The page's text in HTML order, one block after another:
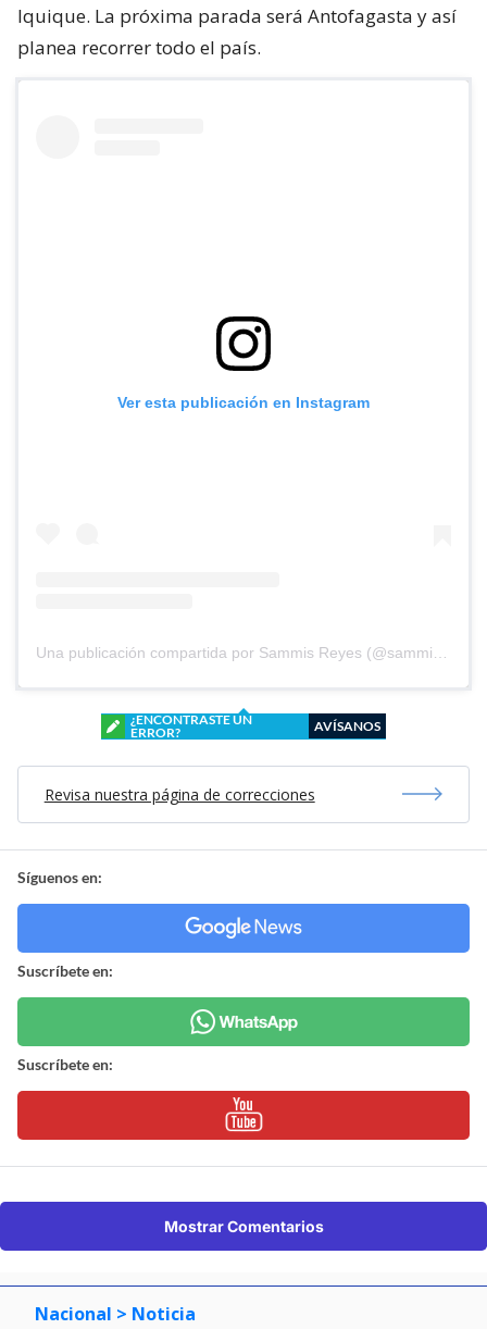
Iquique. La próxima parada será Antofagasta y así
planea recorrer todo el país.
Ver esta publicación en Instagram
¿ENCONTRASTE UN
ERROR?
AVÍSANOS
Revisa nuestra página de correcciones
Síguenos en:
Suscríbete en:
Suscríbete en:
Mostrar Comentarios
Nacional > Noticia